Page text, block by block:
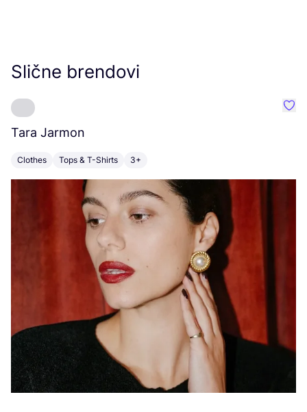
Slične brendovi
Tara Jarmon
Clothes Tops & T-Shirts 3+